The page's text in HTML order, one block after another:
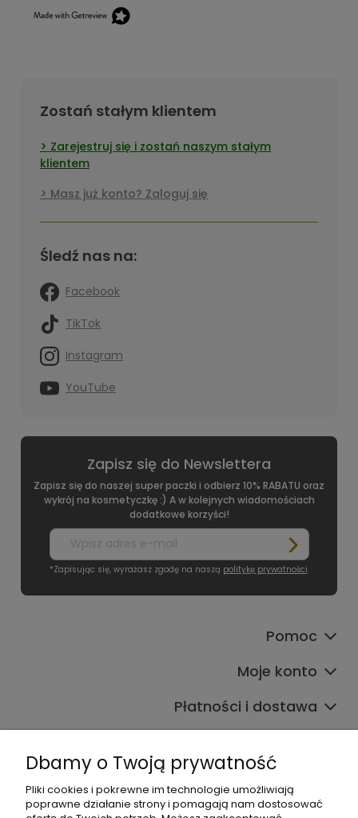
Zostań stałym klientem
Zarejestruj się i zostań naszym stałym
klientem
Masz już konto? Zaloguj się
Śledź nas na:
Facebook
TikTok
Instagram
YouTube
Zapisz się do Newslettera
Zapisz się do naszej super paczki i odbierz 10% RABATU oraz
wykrój na kosmetyczkę :) A w kolejnych wiadomościach
dodatkowe korzyści!
*Zapisując się, wyrażasz zgodę na naszą politykę prywatności.
Pomoc
Moje konto
Płatności i dostawa
Dbamy o Twoją prywatność
Pliki cookies i pokrewne im technologie umożliwiają
poprawne działanie strony i pomagają nam dostosować